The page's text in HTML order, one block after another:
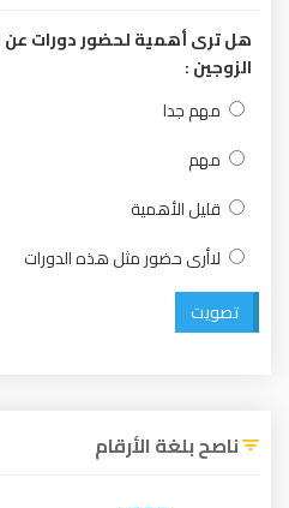
هل ترى أهمية لحضور دورات عن
الزوجين :
مهم جدا
مهم
قليل الأهمية
لاأرى حضور مثل هذه الدورات
تصويت
ناصح بلغة الأرقام